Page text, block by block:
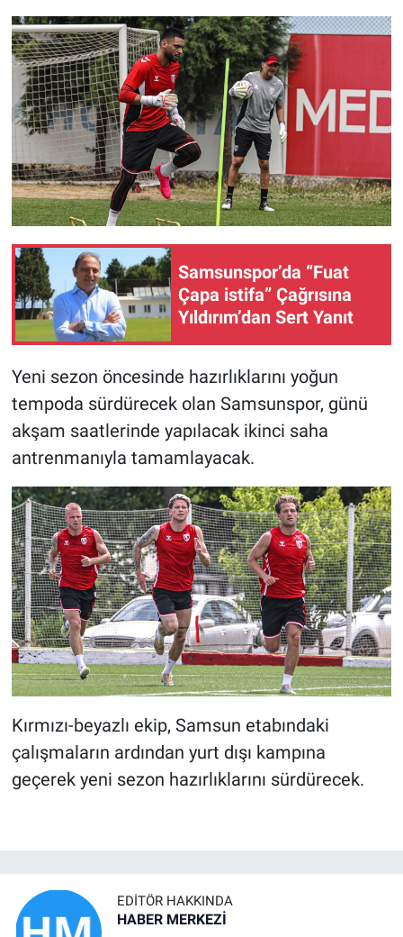
Samsunspor’da “Fuat
Çapa istifa” Çağrısına
Yıldırım’dan Sert Yanıt
Yeni sezon öncesinde hazırlıklarını yoğun
tempoda sürdürecek olan Samsunspor, günü
akşam saatlerinde yapılacak ikinci saha
antrenmanıyla tamamlayacak.
Kırmızı-beyazlı ekip, Samsun etabındaki
çalışmaların ardından yurt dışı kampına
geçerek yeni sezon hazırlıklarını sürdürecek.
EDITÖR HAKKINDA
HABER MERKEZİ